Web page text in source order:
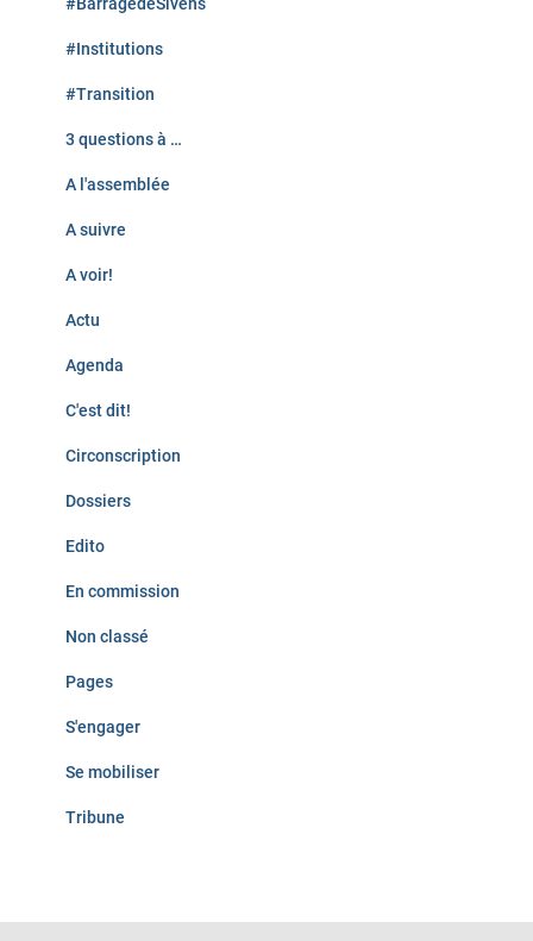
#BarragedeSivens
#Institutions
#Transition
3 questions à …
A l'assemblée
A suivre
A voir!
Actu
Agenda
C'est dit!
Circonscription
Dossiers
Edito
En commission
Non classé
Pages
S'engager
Se mobiliser
Tribune